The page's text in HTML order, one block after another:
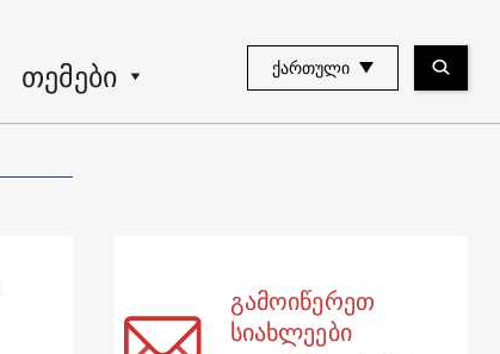
თემები ᲥᲐᲠᲗᲣᲚᲘ
გამოიწერეთ
სიახლეები